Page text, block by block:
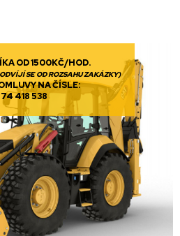
OD 1500KČ/HOD.
SE OD ROZSAHU ZAKÁZKY)
NA ČÍSLE:
418 538